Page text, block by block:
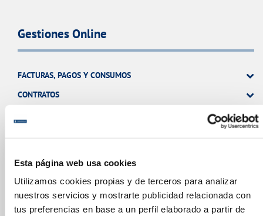
Esta página web usa cookies
Utilizamos cookies propias y de terceros para analizar
nuestros servicios y mostrarte publicidad relacionada con
tus preferencias en base a un perfil elaborado a partir de
Gestiones Online
FACTURAS, PAGOS Y CONSUMOS
CONTRATOS
TODAS LAS GESTIONES
OTRAS GESTIONES